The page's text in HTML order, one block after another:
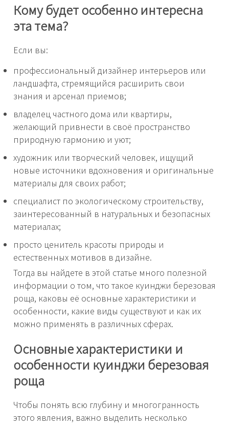
Кому будет особенно интересна
эта тема?
Если вы:
профессиональный дизайнер интерьеров или
ландшафта, стремящийся расширить свои
знания и арсенал приемов;
владелец частного дома или квартиры,
желающий привнести в своё пространство
природную гармонию и уют;
художник или творческий человек, ищущий
новые источники вдохновения и оригинальные
материалы для своих работ;
специалист по экологическому строительству,
заинтересованный в натуральных и безопасных
материалах;
просто ценитель красоты природы и
естественных мотивов в дизайне.
Тогда вы найдете в этой статье много полезной
информации о том, что такое куинджи березовая
роща, каковы её основные характеристики и
особенности, какие виды существуют и как их
можно применять в различных сферах.
Основные характеристики и
особенности куинджи березовая
роща
Чтобы понять всю глубину и многогранность
этого явления, важно выделить несколько